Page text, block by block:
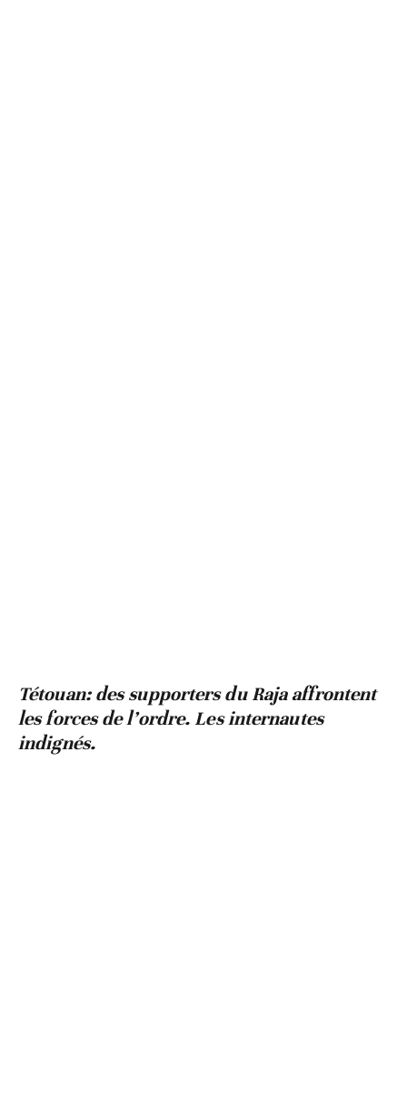
Tétouan: des supporters du Raja affrontent
les forces de l’ordre. Les internautes
indignés.